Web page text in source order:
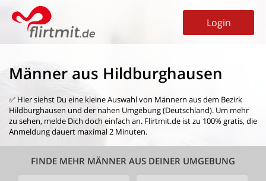
Login
Männer aus Hildburghausen
✅ Hier siehst Du eine kleine Auswahl von Männern aus dem Bezirk
Hildburghausen und der nahen Umgebung (Deutschland). Um mehr
zu sehen, melde Dich doch einfach an. Flirtmit.de ist zu 100% gratis, die
Anmeldung dauert maximal 2 Minuten.
FINDE MEHR MÄNNER AUS DEINER UMGEBUNG